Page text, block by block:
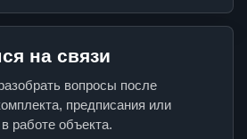
на связи
вопросы после
предписания или
работе объекта.